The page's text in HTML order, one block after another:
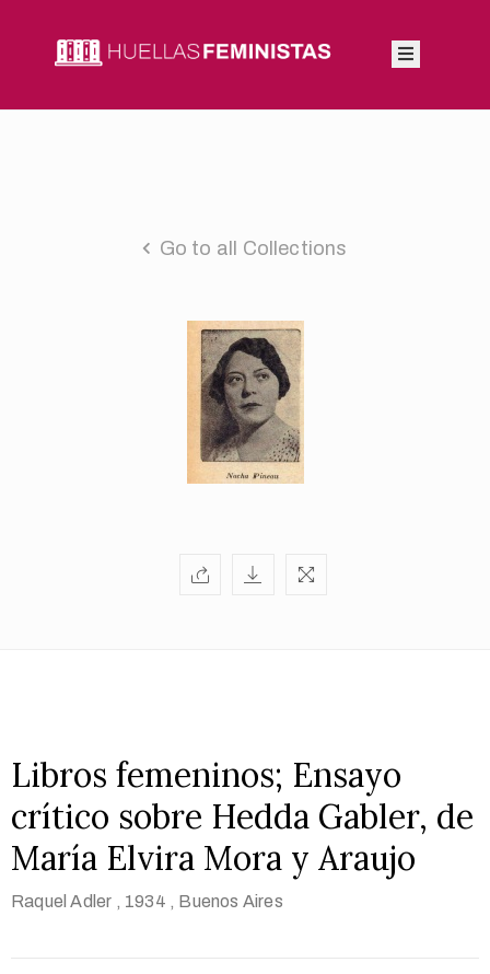
Inicio
Go to all Collections
Libros femeninos; Ensayo
crítico sobre Hedda Gabler, de
María Elvira Mora y Araujo
Raquel Adler , 1934 , Buenos Aires